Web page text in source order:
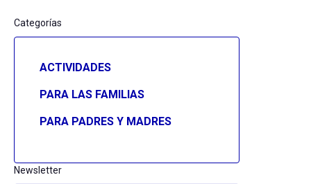
Categorías
ACTIVIDADES
PARA LAS FAMILIAS
PARA PADRES Y MADRES
Newsletter